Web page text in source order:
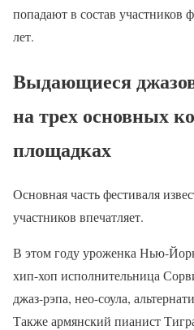
попадают в состав участников
лет.
Выдающиеся
на трех основных
площадках
Основная часть фестиваля
участников впечатляет.
В этом году уроженка Нью-
хип-хоп исполнительница
джаз-рэпа, нео-соула,
Также армянский пианист